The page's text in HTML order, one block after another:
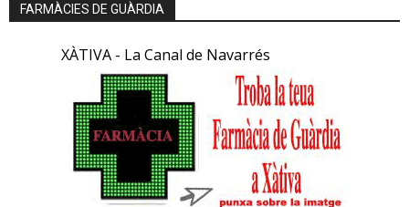
FARMÀCIES DE GUÀRDIA
XÀTIVA - La Canal de Navarrés